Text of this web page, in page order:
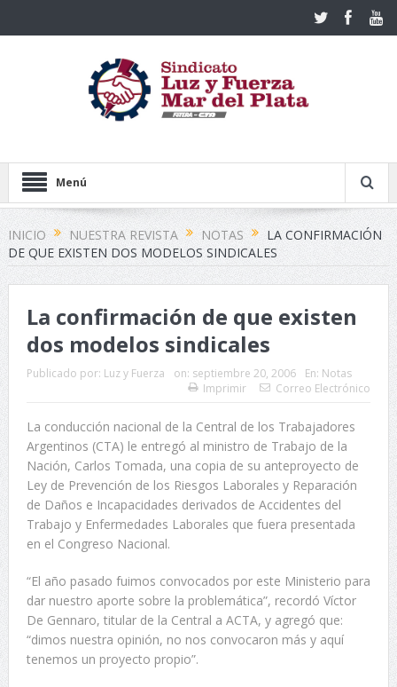
Menú
INICIO NUESTRA REVISTA NOTAS
LA CONFIRMACIÓN
DE QUE EXISTEN DOS MODELOS SINDICALES
La confirmación de que existen
dos modelos sindicales
Publicado por: Luz y Fuerza on: septiembre 20, 2006 En: Notas
Imprimir
Correo Electrónico
La conducción nacional de la Central de los Trabajadores
Argentinos (CTA) le entregó al ministro de Trabajo de la
Nación, Carlos Tomada, una copia de su anteproyecto de
Ley de Prevención de los Riesgos Laborales y Reparación
de Daños e Incapacidades derivados de Accidentes del
Trabajo y Enfermedades Laborales que fuera presentada
en el Congreso Nacional.
“El año pasado fuimos convocados por este Ministerio para
dar nuestro aporte sobre la problemática”, recordó Víctor
De Gennaro, titular de la Central a ACTA, y agregó que:
“dimos nuestra opinión, no nos convocaron más y aquí
tenemos un proyecto propio”.